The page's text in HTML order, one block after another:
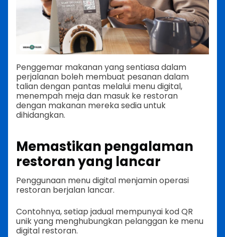
Penggemar makanan yang sentiasa dalam
perjalanan boleh membuat pesanan dalam
talian dengan pantas melalui menu digital,
menempah meja dan masuk ke restoran
dengan makanan mereka sedia untuk
dihidangkan.
Memastikan pengalaman
restoran yang lancar
Penggunaan menu digital menjamin operasi
restoran berjalan lancar.
Contohnya, setiap jadual mempunyai kod QR
unik yang menghubungkan pelanggan ke menu
digital restoran.